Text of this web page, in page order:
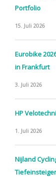
Portfolio
15. Juli 2026
Eurobike
in Frankfurt
3. Juli 2026
HP
1. Juli 2026
Nijland